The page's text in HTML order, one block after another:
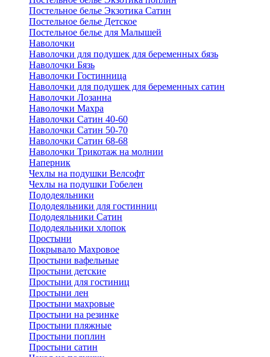
Постельное белье Экзотика Сатин
Постельное белье Детское
Постельное белье для Малышей
Наволочки
Наволочки для подушек для беременных бязь
Наволочки Бязь
Наволочки Гостинница
Наволочки для подушек для беременных сатин
Наволочки Лозанна
Наволочки Махра
Наволочки Сатин 40-60
Наволочки Сатин 50-70
Наволочки Сатин 68-68
Наволочки Трикотаж на молнии
Наперник
Чехлы на подушки Велсофт
Чехлы на подушки Гобелен
Пододеяльники
Пододеяльники для гостинниц
Пододеяльники Сатин
Пододеяльники хлопок
Простыни
Покрывало Махровое
Простыни вафельные
Простыни детские
Простыни для гостиниц
Простыни лен
Простыни махровые
Простыни на резинке
Простыни пляжные
Простыни поплин
Простыни сатин